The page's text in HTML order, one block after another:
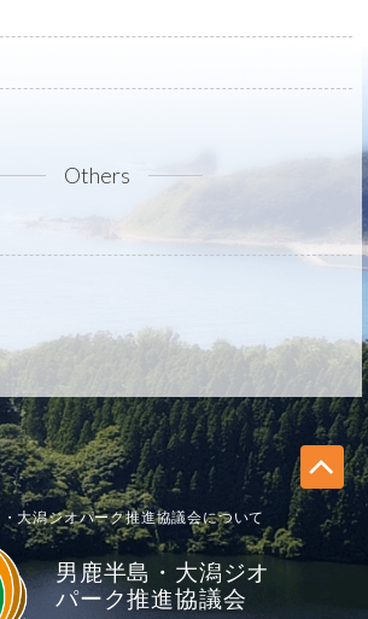
Others
男鹿半島・大潟ジオ
パーク推進協議会
大潟ジオパーク推進協議会について